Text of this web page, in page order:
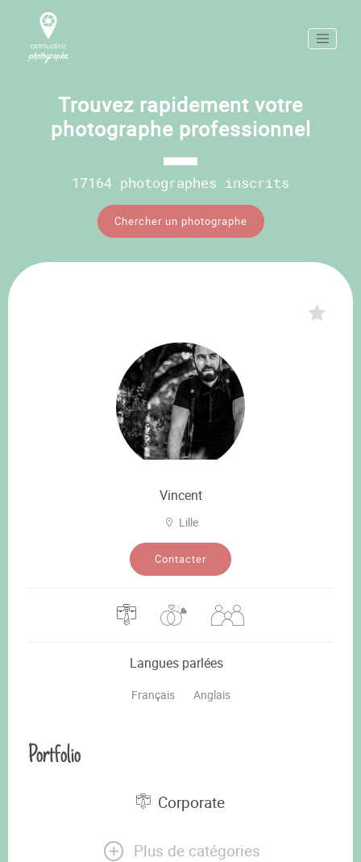
Trouvez rapidement votre
photographe professionnel
17164 photographes inscrits
Chercher un photographe
Vincent
Lille
Contacter
Langues parlées
Français Anglais
Portfolio
Corporate
Plus de catégories